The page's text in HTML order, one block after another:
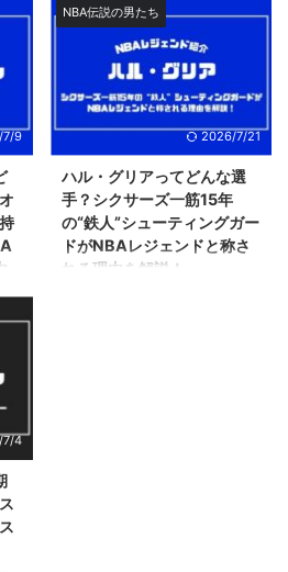
ズ
が
し
インディアナ・ペイサーズ一筋の
キャリアを歩み、2012年にはバ
スケットボール殿堂入りも果たし
たれっきとしたレジェンドです。
ただ、かなり昔の選手ですので、
は、その名前こそ知ってはいて
だったのかを知らないケースも多
いのではないでしょうか？ そこ
でこの記事では、そんなレジー・
ミラーが現役時代どんな選手だっ
7/9
名
NBA伝説の男たち
2026/7/21
ハル・グリアってどんな選
手？シクサーズ一筋15年
の“鉄人”シューティングガー
ドがNBAレジェンドと称さ
れる理由を解説！
7/4